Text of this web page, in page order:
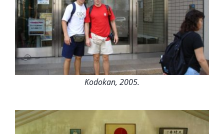
Kodokan, 2005.